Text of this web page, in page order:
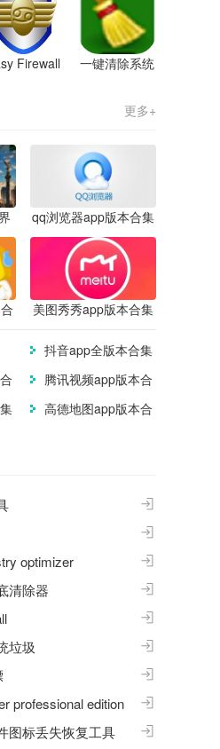
Firewall
一键清除系统
更多+
qq浏览器app版本合集
美图秀秀app版本合集
抖音app全版本合集
腾讯视频app版本合
高德地图app版本合
optimizer
清除器
垃圾
professional edition
图标丢失恢复工具